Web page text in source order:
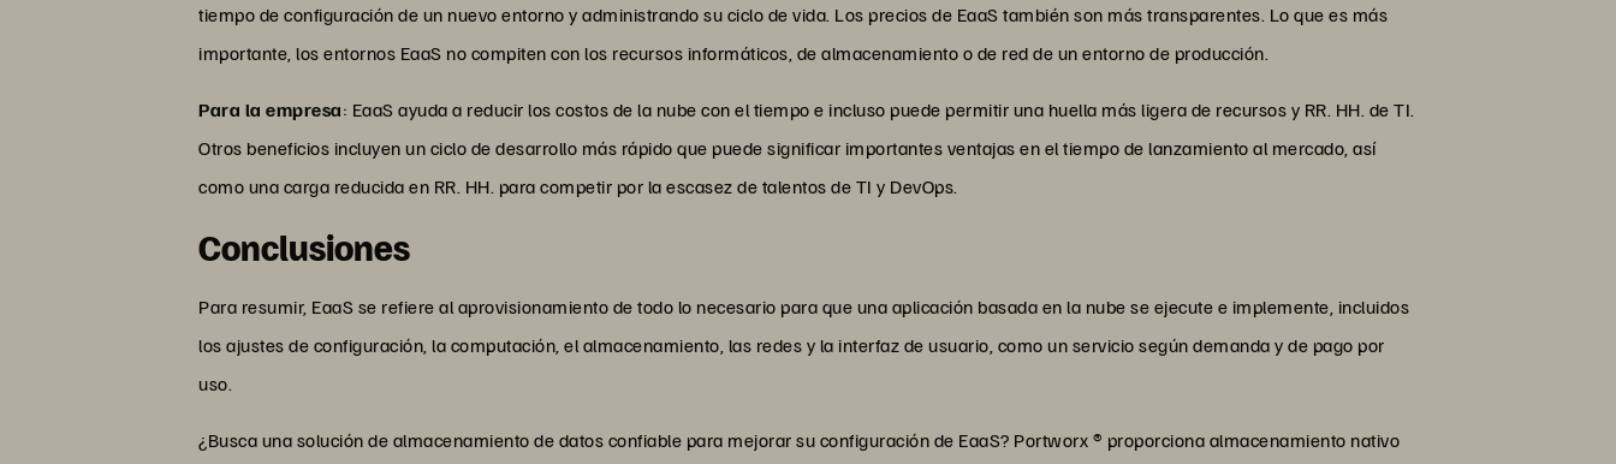
tiempo de configuración de un nuevo entorno y administrando su ciclo de vida. Los precios de EaaS también son más transparentes. Lo que es más
importante, los entornos EaaS no compiten con los recursos informáticos, de almacenamiento o de red de un entorno de producción.
Para la empresa: EaaS ayuda a reducir los costos de la nube con el tiempo e incluso puede permitir una huella más ligera de recursos y RR. HH. de TI.
Otros beneficios incluyen un ciclo de desarrollo más rápido que puede significar importantes ventajas en el tiempo de lanzamiento al mercado, así
como una carga reducida en RR. HH. para competir por la escasez de talentos de TI y DevOps.
Conclusiones
Para resumir, EaaS se refiere al aprovisionamiento de todo lo necesario para que una aplicación basada en la nube se ejecute e implemente, incluidos
los ajustes de configuración, la computación, el almacenamiento, las redes y la interfaz de usuario, como un servicio según demanda y de pago por
uso.
¿Busca una solución de almacenamiento de datos confiable para mejorar su configuración de EaaS? Portworx ® proporciona almacenamiento nativo